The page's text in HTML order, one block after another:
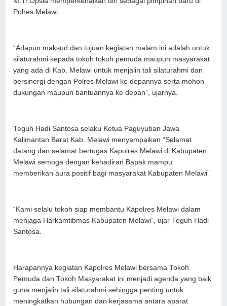
Polres Melawi.
“Adapun maksud dan tujuan kegiatan malam ini adalah untuk
silaturahmi kepada tokoh tokoh pemuda maupun masyarakat
yang ada di Kab. Melawi untuk menjalin tali silaturahmi dan
bersinergi dengan Polres Melawi ke depannya serta mohon
dukungan maupun bantuannya ke depan”, ujarnya.
Teguh Hadi Santosa selaku Ketua Paguyuban Jawa
Kalimantan Barat Kab. Melawi menyampaikan “Selamat
datang dan selamat bertugas Kapolres Melawi di Kabupaten
Melawi semoga dengan kehadiran Bapak mampu
memberikan aura positif bagi masyarakat Kabupaten Melawi”
“Kami selalu tokoh siap membantu Kapolres Melawi dalam
menjaga Harkamtibmas Kabupaten Melawi”, ujar Teguh Hadi
Santosa.
Harapannya kegiatan Kapolres Melawi bersama Tokoh
Pemuda dan Tokoh Masyarakat ini menjadi agenda yang baik
guna menjalin tali silaturahmi sehingga penting untuk
meningkatkan hubungan dan kerjasama antara aparat